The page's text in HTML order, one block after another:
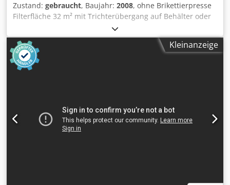
Zustand: gebraucht, Baujahr: 2008, ohne Brikettierpresse
Filterfläche 32 m² mit Trichterübergang auf Behälter oder
Anschluss an Zellenradschleuse Cedpfxjvxlqmj Amvjha
gebraucht, top Zustand, wenig gelaufen Fabrikat Schuko
Typ Vacomat 300 Baujahr 2008 Reinluftgerät / Unterdruck
GS-staubgeprüft BIA-geprüft CE-baumustergeprüft Motor
7,5 kW Anschlussdurchmesser 300 mm Pressung pa. 3090
Trichter Lagerort 97447 Gerolzhofen, frei verladen,
unverpackt Übergabe im Istzustand wie besichtigt, ohne
Garantie und Gewährleistung
Kleinanzeige